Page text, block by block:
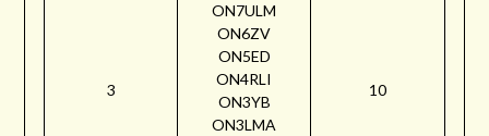
3
ON7ULM
ON6ZV
ON5ED
ON4RLI
ON3YB
ON3LMA
10